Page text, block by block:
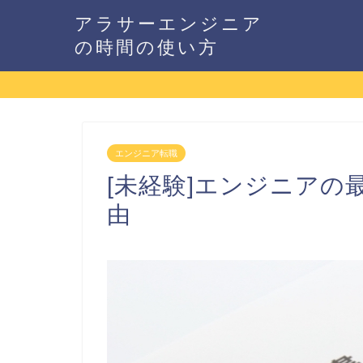
アラサーエンジニア
の時間の使い方
エンジニア転職
[未経験]エンジニアの
由